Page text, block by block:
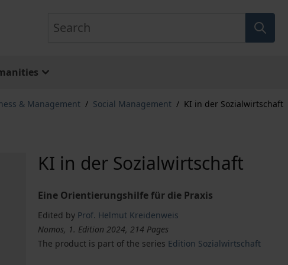
& Management / Social Management / KI in der Sozialwirtschaft
KI in der Sozialwirtschaft
Eine Orientierungshilfe für die Praxis
Edited by Prof. Helmut Kreidenweis
Nomos, 1. Edition 2024, 214 Pages
The product is part of the series Edition Sozialwirtschaft